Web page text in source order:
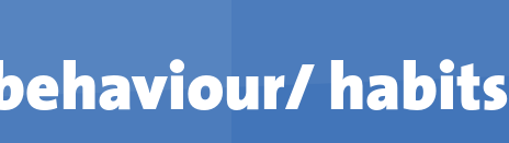
habits